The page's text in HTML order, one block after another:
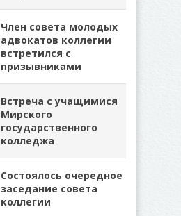
Член совета молодых
адвокатов коллегии
встретился с
призывниками
Встреча с учащимися
Мирского
государственного
колледжа
Состоялось очередное
заседание совета
коллегии